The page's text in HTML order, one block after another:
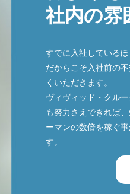
社内の雰
すでに入社している
だからこそ入社前の
くいただきます。
ヴィヴィッド・クル
も努力さえできれば
ーマンの数倍を稼ぐ
す。